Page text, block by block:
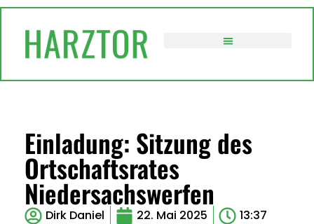
Einladung: Sitzung des
Ortschaftsrates
Niedersachswerfen
Dirk Daniel 22. Mai 2025 13:37